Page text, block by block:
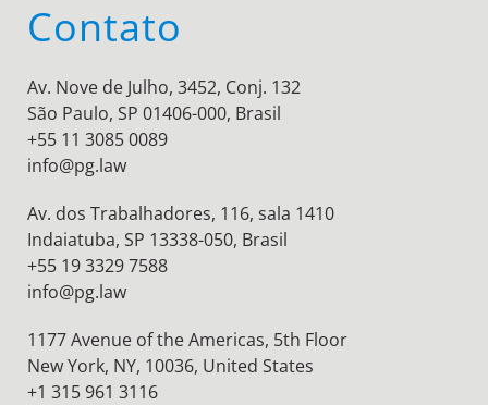
Contato
Av. Nove de Julho, 3452, Conj. 132
São Paulo, SP 01406-000, Brasil
+55 11 3085 0089
info@pg.law
Av. dos Trabalhadores, 116, sala 1410
Indaiatuba, SP 13338-050, Brasil
+55 19 3329 7588
info@pg.law
1177 Avenue of the Americas, 5th Floor
New York, NY, 10036, United States
+1 315 961 3116